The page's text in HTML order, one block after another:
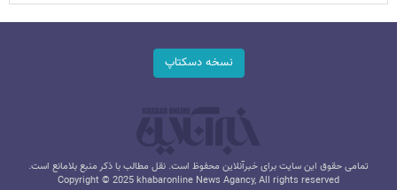
نسخه دسکتاپ
تمامی حقوق این سایت برای خبرآنلاین محفوظ است. نقل مطالب با ذکر منبع بلامانع است.
Copyright © 2025 khabaronline News Agancy, All rights reserved